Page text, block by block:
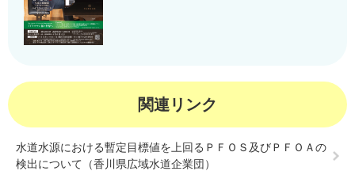
関連リンク
水道水源における暫定目標値を上回るＰＦＯＳ及びＰＦＯＡの
検出について（香川県広域水道企業団）